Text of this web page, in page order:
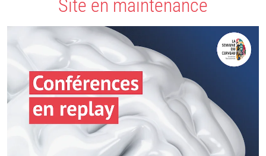
Site en maintenance